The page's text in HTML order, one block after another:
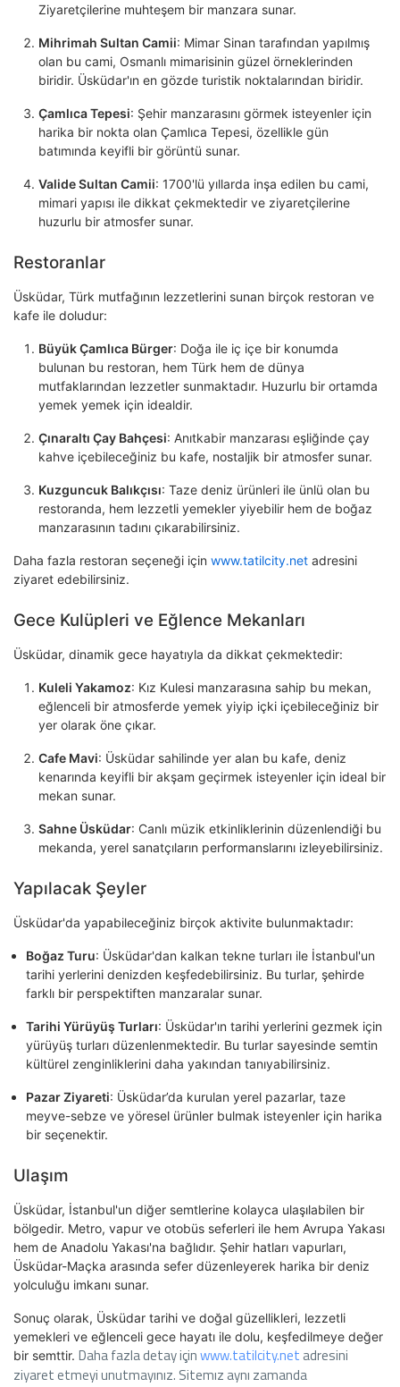
Ziyaretçilerine muhteşem bir manzara sunar.
Mihrimah Sultan Camii: Mimar Sinan tarafından yapılmış
olan bu cami, Osmanlı mimarisinin güzel örneklerinden
biridir. Üsküdar'ın en gözde turistik noktalarından biridir.
Çamlıca Tepesi: Şehir manzarasını görmek isteyenler için
harika bir nokta olan Çamlıca Tepesi, özellikle gün
batımında keyifli bir görüntü sunar.
Valide Sultan Camii: 1700'lü yıllarda inşa edilen bu cami,
mimari yapısı ile dikkat çekmektedir ve ziyaretçilerine
huzurlu bir atmosfer sunar.
Restoranlar
Üsküdar, Türk mutfağının lezzetlerini sunan birçok restoran ve
kafe ile doludur:
Büyük Çamlıca Bürger: Doğa ile iç içe bir konumda
bulunan bu restoran, hem Türk hem de dünya
mutfaklarından lezzetler sunmaktadır. Huzurlu bir ortamda
yemek yemek için idealdir.
Çınaraltı Çay Bahçesi: Anıtkabir manzarası eşliğinde çay
kahve içebileceğiniz bu kafe, nostaljik bir atmosfer sunar.
Kuzguncuk Balıkçısı: Taze deniz ürünleri ile ünlü olan bu
restoranda, hem lezzetli yemekler yiyebilir hem de boğaz
manzarasının tadını çıkarabilirsiniz.
Daha fazla restoran seçeneği için www.tatilcity.net adresini
ziyaret edebilirsiniz.
Gece Kulüpleri ve Eğlence Mekanları
Üsküdar, dinamik gece hayatıyla da dikkat çekmektedir:
Kuleli Yakamoz: Kız Kulesi manzarasına sahip bu mekan,
eğlenceli bir atmosferde yemek yiyip içki içebileceğiniz bir
yer olarak öne çıkar.
Cafe Mavi: Üsküdar sahilinde yer alan bu kafe, deniz
kenarında keyifli bir akşam geçirmek isteyenler için ideal bir
mekan sunar.
Sahne Üsküdar: Canlı müzik etkinliklerinin düzenlendiği bu
mekanda, yerel sanatçıların performanslarını izleyebilirsiniz.
Yapılacak Şeyler
Üsküdar'da yapabileceğiniz birçok aktivite bulunmaktadır:
Boğaz Turu: Üsküdar'dan kalkan tekne turları ile İstanbul'un
tarihi yerlerini denizden keşfedebilirsiniz. Bu turlar, şehirde
farklı bir perspektiften manzaralar sunar.
Tarihi Yürüyüş Turları: Üsküdar'ın tarihi yerlerini gezmek için
yürüyüş turları düzenlenmektedir. Bu turlar sayesinde semtin
kültürel zenginliklerini daha yakından tanıyabilirsiniz.
Pazar Ziyareti: Üsküdar’da kurulan yerel pazarlar, taze
meyve-sebze ve yöresel ürünler bulmak isteyenler için harika
bir seçenektir.
Ulaşım
Üsküdar, İstanbul'un diğer semtlerine kolayca ulaşılabilen bir
bölgedir. Metro, vapur ve otobüs seferleri ile hem Avrupa Yakası
hem de Anadolu Yakası'na bağlıdır. Şehir hatları vapurları,
Üsküdar-Maçka arasında sefer düzenleyerek harika bir deniz
yolculuğu imkanı sunar.
Sonuç olarak, Üsküdar tarihi ve doğal güzellikleri, lezzetli
yemekleri ve eğlenceli gece hayatı ile dolu, keşfedilmeye değer
bir semttir. Daha fazla detay içinwww.tatilcity.net adresini
ziyaret etmeyi unutmayınız. Sitemız aynı zamanda